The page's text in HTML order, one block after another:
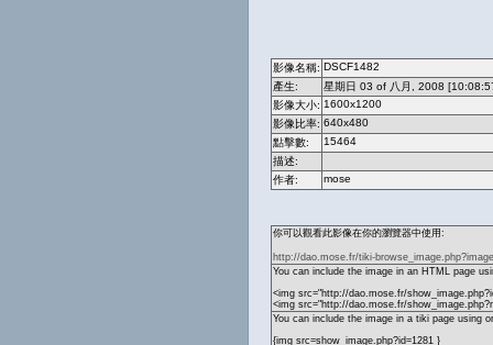
影像名稱: DSCF1482
產生:
星期日 03 of 八月, 2008
影像大小: 1600x1200
影像比率: 640x480
點擊數:
15464
描述:
作者:
mose
你可以觀看此影像在你的瀏覽器中使用:
http://dao.mose.fr/tiki-
You can include the image in an HTML page
<img src="http://dao.mose.fr/
<img src="http://dao.mose.fr/
You can include the image in a tiki page using
{img src=show_image.php?id=1281 }